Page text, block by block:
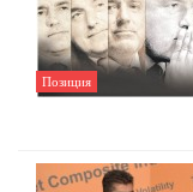
Позиция